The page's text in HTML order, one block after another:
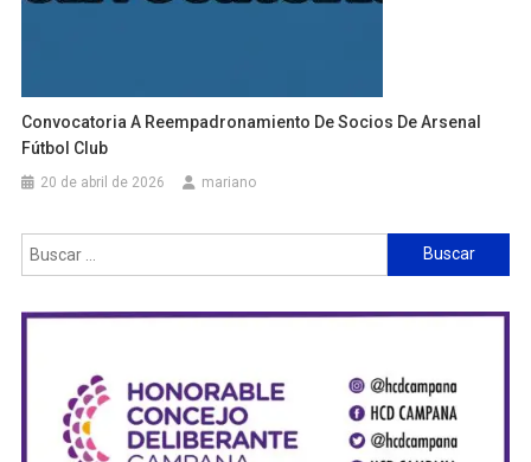
Convocatoria A Reempadronamiento De Socios De Arsenal
Fútbol Club
20 de abril de 2026 mariano
Buscar: